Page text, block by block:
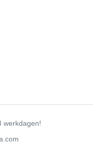
werkdagen!